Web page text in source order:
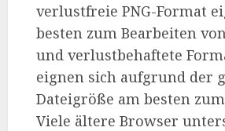
verlustfreie PNG-Format
besten zum Bearbeiten
und verlustbehaftete
eignen sich aufgrund der
Dateigröße am besten
Viele ältere Browser